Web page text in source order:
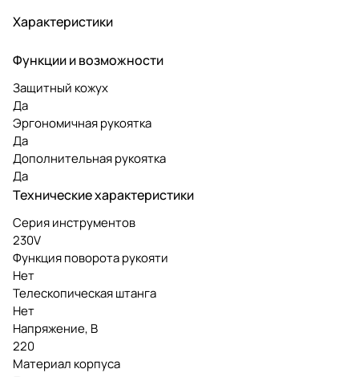
Характеристики
Функции и возможности
Защитный кожух
Да
Эргономичная рукоятка
Да
Дополнительная рукоятка
Да
Технические характеристики
Серия инструментов
230V
Функция поворота рукояти
Нет
Телескопическая штанга
Нет
Напряжение, В
220
Материал корпуса